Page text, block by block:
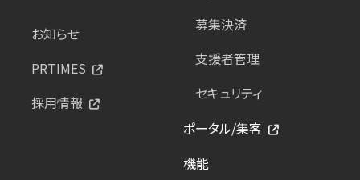
お知らせ
PRTIMES
採用情報
募集決済
支援者管理
セキュリティ
ポータル/集客
機能